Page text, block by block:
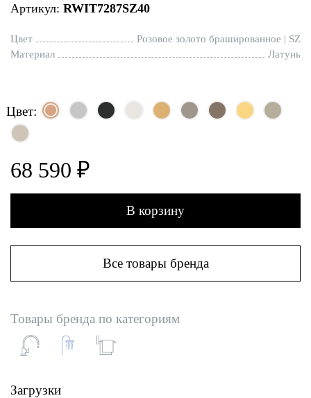
Артикул: RWIT7287SZ40
Цвет
Розовое золото брашированное | SZ
Материал
Латунь
Цвет:
68 590 ₽
В корзину
Все товары бренда
Товары бренда по категориям
Загрузки